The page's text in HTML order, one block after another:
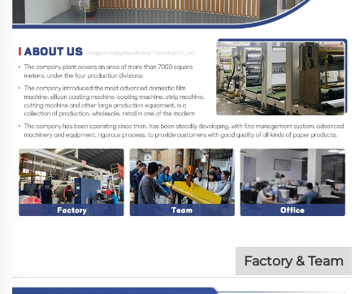
Factory & Team